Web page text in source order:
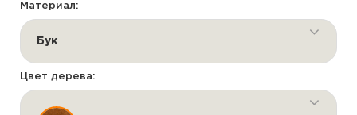
Материал:
Бук
Цвет дерева: